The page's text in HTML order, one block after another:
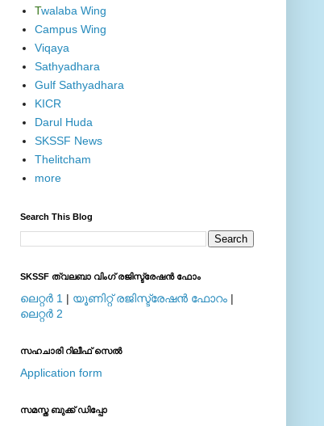
Twalaba Wing
Campus Wing
Viqaya
Sathyadhara
Gulf Sathyadhara
KICR
Darul Huda
SKSSF News
Thelitcham
more
Search This Blog
SKSSF ത്വലബാ വിംഗ് രജിസ്ട്രേഷന്‍ ഫോം
ലെറ്റര്‍ 1 | യൂണിറ്റ് രജിസ്ട്രേഷന്‍ ഫോറം |
ലെറ്റര്‍ 2
സഹചാരി റിലീഫ് സെല്‍
Application form
സമസ്ത ബുക്ക് ഡിപ്പോ